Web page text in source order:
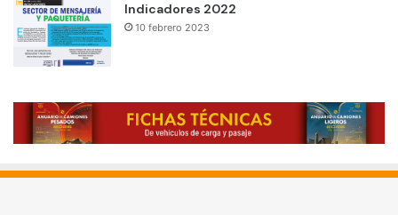
Indicadores 2022
10 febrero 2023